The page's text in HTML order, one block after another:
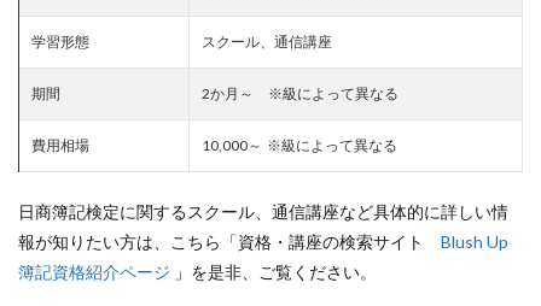
学習形態 スクール、通信講座
期間 2か月～ ※級によって異なる
費用相場 10,000～ ※級によって異なる
日商簿記検定に関するスクール、通信講座など具体的に詳しい情
報が知りたい方は、こちら「資格・講座の検索サイト Blush Up
簿記資格紹介ページ 」を是非、ご覧ください。